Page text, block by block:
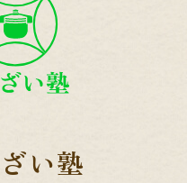
い塾